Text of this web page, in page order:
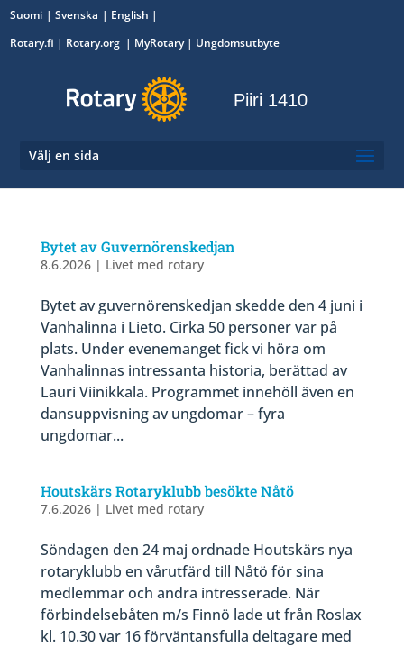
Suomi Svenska
English
Rotary.fi | Rotary.org | MyRotary| Ungdomsutbyte
Piiri 1410
Välj en sida
Bytet av Guvernörenskedjan
8.6.2026| Livet med rotary
Bytet av guvernörenskedjan skedde den 4 juni i
Vanhalinna i Lieto. Cirka 50 personer var på
plats. Under evenemanget fick vi höra om
Vanhalinnas intressanta historia, berättad av
Lauri Viinikkala. Programmet innehöll även en
dansuppvisning av ungdomar – fyra
ungdomar...
Houtskärs Rotaryklubb besökte Nåtö
7.6.2026| Livet med rotary
Söndagen den 24 maj ordnade Houtskärs nya
rotaryklubb en vårutfärd till Nåtö för sina
medlemmar och andra intresserade. När
förbindelsebåten m/s Finnö lade ut från Roslax
kl. 10.30 var 16 förväntansfulla deltagare med